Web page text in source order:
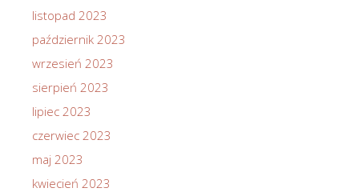
listopad 2023
październik 2023
wrzesień 2023
sierpień 2023
lipiec 2023
czerwiec 2023
maj 2023
kwiecień 2023